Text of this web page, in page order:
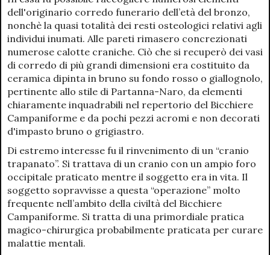
dell'originario corredo funerario dell’età del bronzo,
nonchè la quasi totalità dei resti osteologici relativi agli
individui inumati. Alle pareti rimasero concrezionati
numerose calotte craniche. Ciò che si recuperò dei vasi
di corredo di più grandi dimensioni era costituito da
ceramica dipinta in bruno su fondo rosso o giallognolo,
pertinente allo stile di Partanna-Naro, da elementi
chiaramente inquadrabili nel repertorio del Bicchiere
Campaniforme e da pochi pezzi acromi e non decorati
d'impasto bruno o grigiastro.
Di estremo interesse fu il rinvenimento di un “cranio
trapanato”. Si trattava di un cranio con un ampio foro
occipitale praticato mentre il soggetto era in vita. Il
soggetto sopravvisse a questa “operazione” molto
frequente nell’ambito della civiltà del Bicchiere
Campaniforme. Si tratta di una primordiale pratica
magico-chirurgica probabilmente praticata per curare
malattie mentali.